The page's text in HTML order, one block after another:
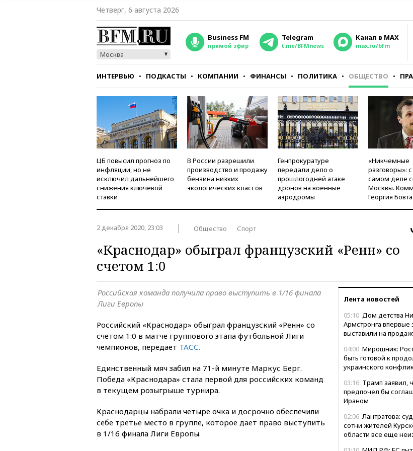
Четверг, 6 августа 2026
Москва
Business FM
прямой эфир
Telegram
t.me/BFMnews
Канал в MAX
max.ru/bfm
ИНТЕРВЬЮ ПОДКАСТЫ КОМПАНИИ ФИНАНСЫ ПОЛИТИКА ОБЩЕСТВО
СТИЛЬ ТЕСТЫ
ЦБ повысил прогноз по
инфляции, но не
исключил дальнейшего
снижения ключевой
ставки
В России разрешили
производство и продажу
бензина низких
экологических классов
Генпрокуратуре
передали дело о
прошлогодней атаке
дронов на военные
аэродромы
«Никчемные
разговоры»:
самом деле
Москвы.
Георгия Бовта
2 декабря 2020, 23:03 Общество Спорт
«Краснодар» обыграл французский «Ренн» со
счетом 1:0
Лента новостей
05:10 Дом детства
Армстронга впервые
выставили на
04:00 Мирошник:
быть готовой к
украинского
03:16 Трамп заявил,
предпочел бы
Ираном
02:06 Лантратова:
сотни жителей
области все еще
Российская команда получила право выступить в 1/16 финала
Лиги Европы
Российский «Краснодар» обыграл французский «Ренн» со
счетом 1:0 в матче группового этапа футбольной Лиги
чемпионов, передает ТАСС.
Единственный мяч забил на 71-й минуте Маркус Берг.
Победа «Краснодара» стала первой для российских команд
в текущем розыгрыше турнира.
Краснодарцы набрали четыре очка и досрочно обеспечили
себе третье место в группе, которое дает право выступить
в 1/16 финала Лиги Европы.